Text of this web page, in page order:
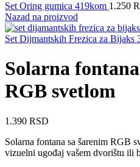
Set Oring gumica 419kom 1.250
Nazad na proizvod
Set Dijmantskih Frezica za Bijaks
Solarna
RGB svetlom
1.390 RSD
Solarna fontana sa šarenim RGB
vizuelni ugođaj vašem dvorištu ili